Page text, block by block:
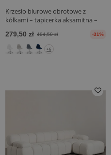
Krzesło biurowe obrotowe z
kółkami – tapicerka aksamitna –
279,50 zł 404,50 zł -31%
+6